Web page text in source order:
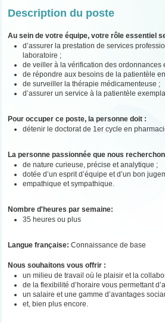
Description du poste
Au sein de votre équipe, votre rôle essentiel
d’assurer la prestation de services
laboratoire ;
de veiller à la vérification des ordonnances
de répondre aux besoins de la patientèle
de surveiller la thérapie médicamenteuse ;
d’assurer un service à la patientèle
Pour occuper ce poste, la personne doit :
détenir le doctorat de 1er cycle en
La personne passionnée que nous
de nature curieuse, précise et analytique ;
dotée d’un esprit d’équipe et d’un bon
empathique et sympathique.
Nombre d'heures par semaine:
35 heures ou plus
Langue française: Connaissance de base
Nous souhaitons vous offrir :
un milieu de travail où le plaisir et la
de la flexibilité d’horaire vous permettant
un salaire et une gamme d’avantages
et, bien plus encore.